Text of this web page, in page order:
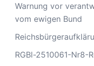
Warnung vor
vom ewigen Bund
RGBl-2510061-Nr8-